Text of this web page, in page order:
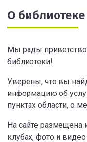
О библиотеке
Мы рады
библиотеки!
Уверены, что вы
информацию об
пунктах области, о
На сайте размещена
клубах, фото и